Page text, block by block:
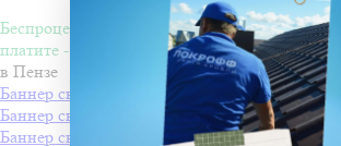
Беспроцентная рассрочка на 4 месяца.
платите - потом!
в Пензе
Баннер светодиодный "ФЛАГ МАЛЫЙ"
Баннер светодиодный "С НОВЫМ ГОДОМ"
Баннер светодиодный "ФЛАГ СРЕДНИЙ"